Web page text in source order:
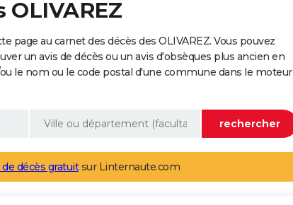
OLIVAREZ
page au carnet des décès des OLIVAREZ. Vous pouvez
un avis de décès ou un avis d'obsèques plus ancien en
le nom ou le code postal d'une commune dans le moteur
de décès gratuitsur Linternaute.com